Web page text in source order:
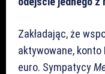
Zakładając, że
aktywowane, konto
euro. Sympatycy